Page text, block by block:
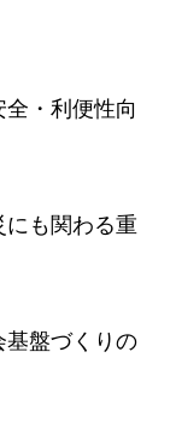
・利便性向
にも関わる重
基盤づくりの